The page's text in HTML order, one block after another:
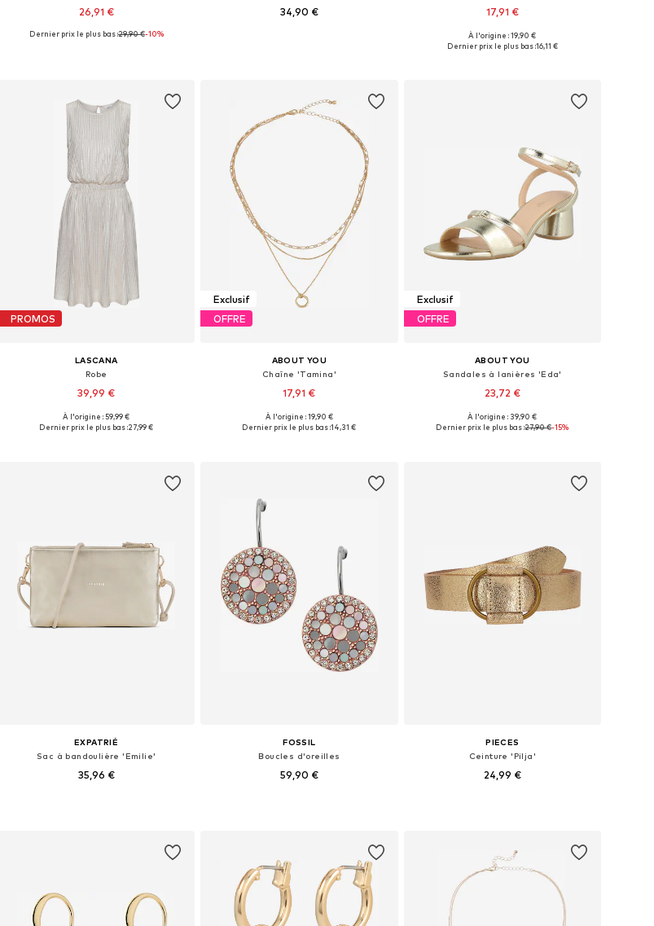
26,91 €
Tailles disponibles: One Size
Dernier prix le plus bas :29,90 €-10%
34,90 € 17,91 €
Tailles disponibles: One Size
À l'origine : 19,90 €
Dernier prix le plus bas :16,11 €
PROMOS
LASCANA
Robe
39,99 €
Tailles disponibles: 34, 36, 38, 40, 42, 44
À l'origine : 59,99 €
Dernier prix le plus bas :27,99 €
Exclusif
OFFRE
ABOUT YOU
Chaîne 'Tamina'
17,91 €
Tailles disponibles: One Size
À l'origine : 19,90 €
Dernier prix le plus bas :14,31 €
Exclusif
OFFRE
ABOUT YOU
Sandales à lanières 'Eda'
23,72 €
Tailles disponibles: 36, 37, 38, 39, 40, 41
À l'origine : 39,90 €
Dernier prix le plus bas :27,90 €-15%
EXPATRIÉ
Sac à bandoulière 'Emilie'
35,96 €
FOSSIL
Boucles d'oreilles
59,90 €
PIECES
Ceinture 'Pilja'
24,99 €